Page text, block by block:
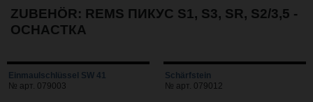
ZUBEHÖR: REMS ПИКУС S1, S3, SR, S2/3,5 -
OСНАСТКА
Einmaulschlüssel SW 41
№ арт. 079003
Schärfstein
№ арт. 079012